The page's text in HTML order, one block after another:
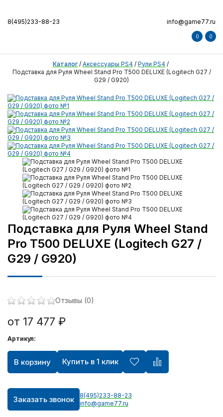
8(495)233-88-23 info@game77.ru
0 0
Каталог / Аксессуары PS4 / Рули PS4 /
Подставка для Руля Wheel Stand Pro T500 DELUXE (Logitech G27 /
G29 / G920)
Подставка для Руля Wheel Stand
Pro T500 DELUXE (Logitech G27 /
G29 / G920)
Отзывы (0)
от 17 477 ₽
Артикул:
В корзину Купить в 1 клик
Заказать звонок
8(495)233-88-23
info@game77.ru